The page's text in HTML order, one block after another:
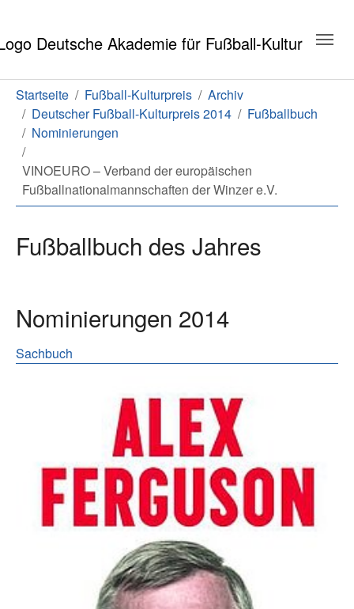
Sie sind hier:
Startseite Fußball-Kulturpreis
Archiv
Deutscher Fußball-Kulturpreis 2014
Fußballbuch
Nominierungen
VINOEURO – Verband der europäischen
Fußballnationalmannschaften der Winzer e.V.
Fußballbuch des Jahres
Nominierungen 2014
Sachbuch